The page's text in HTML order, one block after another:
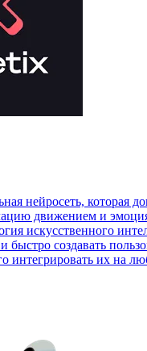
нейросеть, которая
движением и
искусственного
быстро создавать
интегрировать их на